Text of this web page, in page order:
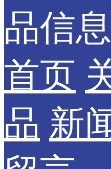
品信息
首页
品 新